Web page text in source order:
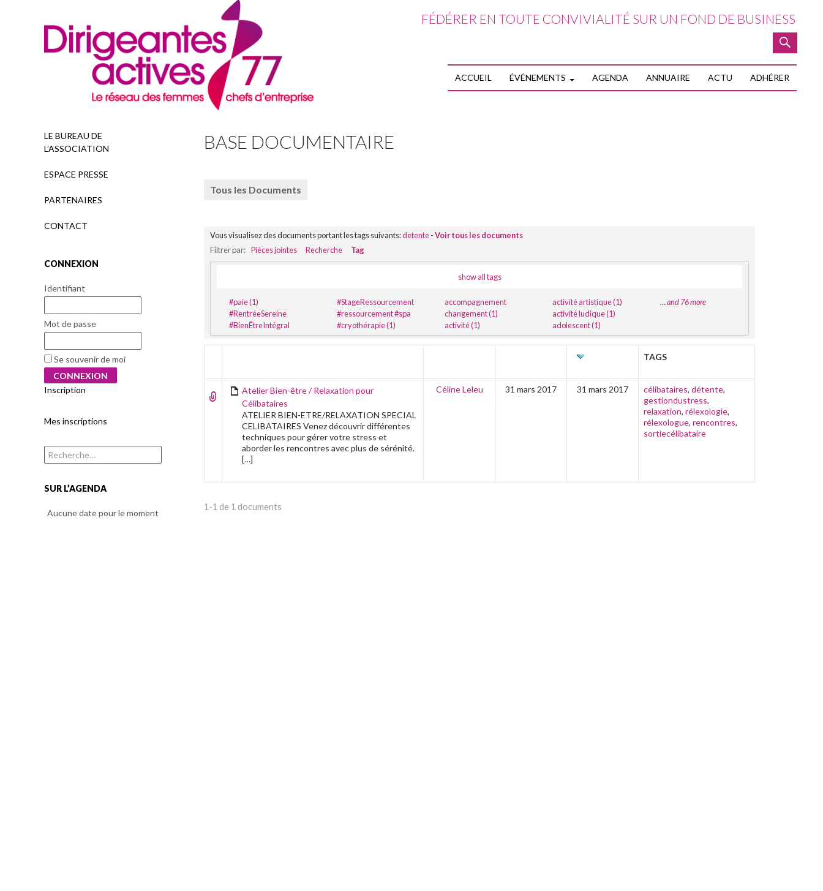
FÉDÉRER EN TOUTE CONVIVIALITÉ SUR UN FOND DE BUSINESS
Recherche
ALLER AU CONTENU PRINCIPAL
ACCUEIL ÉVÉNEMENTS AGENDA ANNUAIRE ACTU ADHÉRER
BASE DOCUMENTAIRE
Tous les Documents
Vous visualisez des documents portant les tags suivants:detente-Voir tous les documents
Filtrer par: Pièces jointes Recherche Tag
show all tags
#paie (1)
#RentréeSereine
#BienÊtreIntégral
#StageRessourcement
#ressourcement #spa
#cryothérapie (1)
accompagnement
changement (1)
activité (1)
activité artistique (1)
activité ludique (1)
adolescent (1)
…and 76 more
TAGS
Atelier Bien-être / Relaxation pour
Célibataires
ATELIER BIEN-ETRE/RELAXATION SPECIAL
CELIBATAIRES Venez découvrir différentes
techniques pour gérer votre stress et
aborder les rencontres avec plus de sérénité.
[…]
Céline Leleu 31 mars 2017 31 mars 2017 célibataires, détente,
gestiondustress,
relaxation, rélexologie,
rélexologue, rencontres,
sortiecélibataire
1-1 de 1 documents
LE BUREAU DE
L’ASSOCIATION
ESPACE PRESSE
PARTENAIRES
CONTACT
CONNEXION
Identifiant
Mot de passe
Se souvenir de moi
Inscription
Mes inscriptions
Rechercher :
SUR L’AGENDA
Aucune date pour le moment